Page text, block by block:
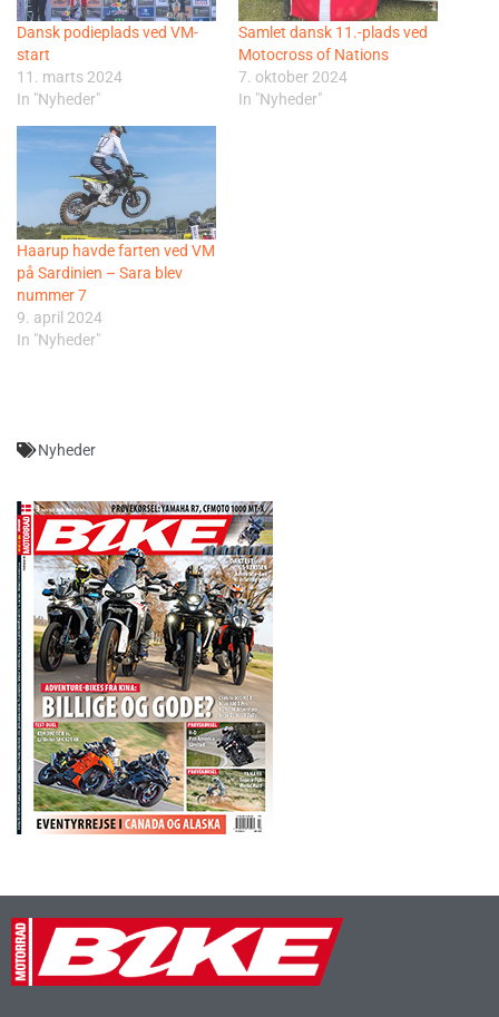
Dansk podieplads ved VM-
start
11. marts 2024
In "Nyheder"
Samlet dansk 11.-plads ved
Motocross of Nations
7. oktober 2024
In "Nyheder"
Haarup havde farten ved VM
på Sardinien – Sara blev
nummer 7
9. april 2024
In "Nyheder"
Nyheder